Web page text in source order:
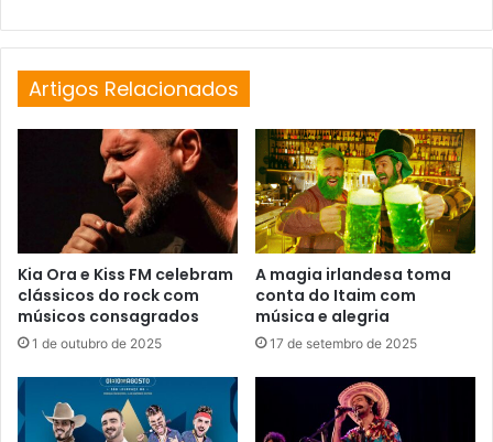
Artigos Relacionados
Kia Ora e Kiss FM celebram
clássicos do rock com
músicos consagrados
1 de outubro de 2025
A magia irlandesa toma
conta do Itaim com
música e alegria
17 de setembro de 2025